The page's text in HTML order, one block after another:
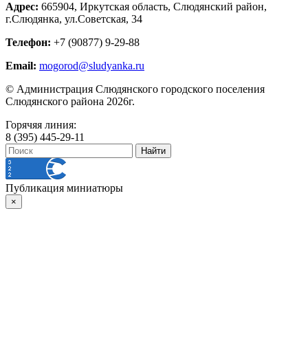
Адрес: 665904, Иркутская область, Слюдянский район,
г.Слюдянка, ул.Советская, 34
Телефон: +7 (90877) 9-29-88
Email: mogorod@sludyanka.ru
© Администрация Слюдянского городского поселения
Слюдянского района 2026г.
Горячяя линия:
8 (395) 445-29-11
Публикация миниатюры
×